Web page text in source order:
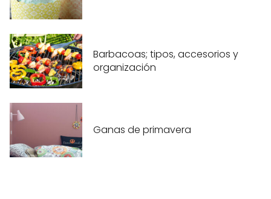
Barbacoas; tipos, accesorios y
organización
Ganas de primavera